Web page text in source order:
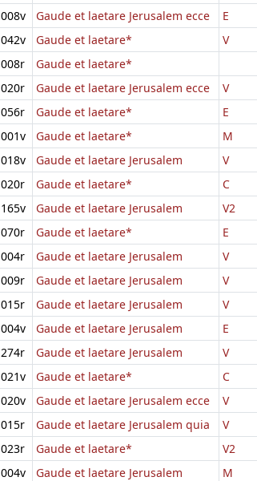
008v Gaude et laetare Jerusalem ecce E
042v Gaude et laetare* V
008r Gaude et laetare*
020r Gaude et laetare Jerusalem ecce V
056r Gaude et laetare* E
001v Gaude et laetare* M
018v Gaude et laetare Jerusalem V
020r Gaude et laetare* C
165v Gaude et laetare Jerusalem V2
070r Gaude et laetare* E
004r Gaude et laetare Jerusalem V
009r Gaude et laetare Jerusalem V
015r Gaude et laetare Jerusalem V
004v Gaude et laetare Jerusalem E
274r Gaude et laetare Jerusalem V
021v Gaude et laetare* C
020v Gaude et laetare Jerusalem ecce V
015r Gaude et laetare Jerusalem quia V
023r Gaude et laetare* V2
004v Gaude et laetare Jerusalem M